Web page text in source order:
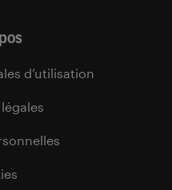
d’utilisation